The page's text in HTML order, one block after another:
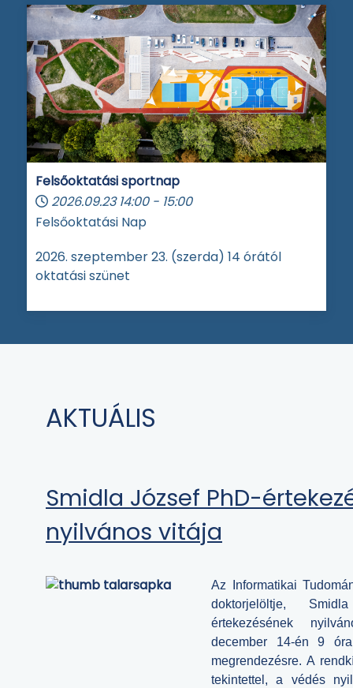
Felsőoktatási sportnap
2026.09.23 14:00 - 15:00
Felsőoktatási Nap
2026. szeptember 23. (szerda) 14 órától
oktatási szünet
AKTUÁLIS
Smidla József PhD-
nyilvános vitája
Az Informatikai
doktorjelöltje,
értekezésének
december 14-én 9
megrendezésre. A
tekintettel, a védés